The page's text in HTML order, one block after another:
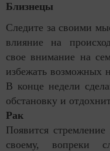
Близнецы
Следите за своими
влияние на
свое внимание на
избежать возможных
В конце недели
обстановку и
Рак
Появится
своему, вопреки